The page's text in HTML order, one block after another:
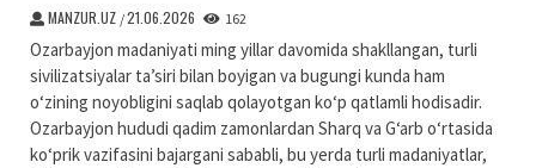
MANZUR.UZ /21.06.2026 162
Ozarbayjon madaniyati ming yillar davomida shakllangan, turli
sivilizatsiyalar ta’siri bilan boyigan va bugungi kunda ham
o‘zining noyobligini saqlab qolayotgan ko‘p qatlamli hodisadir.
Ozarbayjon hududi qadim zamonlardan Sharq va G‘arb o‘rtasida
ko‘prik vazifasini bajargani sababli, bu yerda turli madaniyatlar,